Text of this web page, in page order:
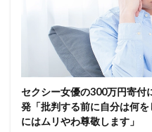
セクシー女優の300万円寄付
発「批判する前に自分は何
にはムリやわ尊敬します」